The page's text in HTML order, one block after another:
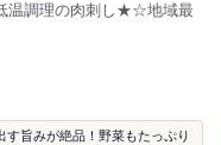
温調理の肉刺し★☆地域最
す旨みが絶品！野菜もたっぷり